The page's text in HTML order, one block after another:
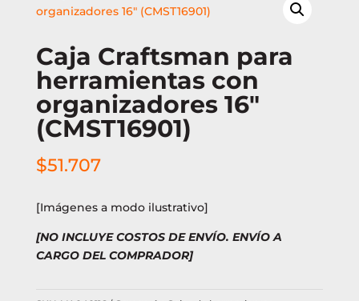
Caja Craftsman para
herramientas con
organizadores 16″
(CMST16901)
$51.707
[Imágenes a modo ilustrativo]
[NO INCLUYE COSTOS DE ENVÍO. ENVÍO A
CARGO DEL COMPRADOR]